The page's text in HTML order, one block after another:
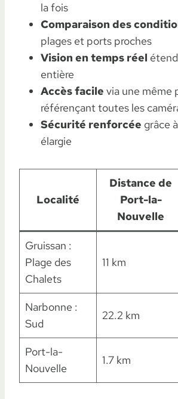
la fois
Comparaison des
plages et ports proches
Vision en temps réel
entière
Accès facile via une même
référençant toutes les
Sécurité renforcée grâce
élargie
Localité
Distance de
Port-la-
Nouvelle
Gruissan :
Plage des
Chalets
11 km
Narbonne :
Sud
22.2 km
Port-la-
Nouvelle
1.7 km